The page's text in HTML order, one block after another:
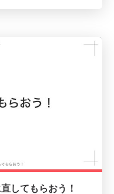
してもらおう！